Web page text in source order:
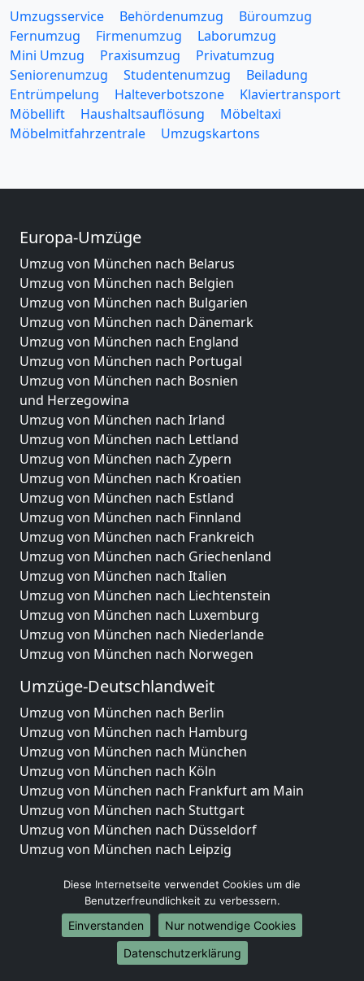
Umzugsservice Behördenumzug
Büroumzug
Fernumzug
Firmenumzug
Laborumzug
Mini Umzug
Praxisumzug
Privatumzug
Seniorenumzug
Studentenumzug
Beiladung
Entrümpelung
Halteverbotszone
Klaviertransport
Möbellift
Haushaltsauflösung
Möbeltaxi
Möbelmitfahrzentrale
Umzugskartons
Europa-Umzüge
Umzug von München nach Belarus
Umzug von München nach Belgien
Umzug von München nach Bulgarien
Umzug von München nach Dänemark
Umzug von München nach England
Umzug von München nach Portugal
Umzug von München nach Bosnien
und Herzegowina
Umzug von München nach Irland
Umzug von München nach Lettland
Umzug von München nach Zypern
Umzug von München nach Kroatien
Umzug von München nach Estland
Umzug von München nach Finnland
Umzug von München nach Frankreich
Umzug von München nach Griechenland
Umzug von München nach Italien
Umzug von München nach Liechtenstein
Umzug von München nach Luxemburg
Umzug von München nach Niederlande
Umzug von München nach Norwegen
Umzüge-Deutschlandweit
Umzug von München nach Berlin
Umzug von München nach Hamburg
Umzug von München nach München
Umzug von München nach Köln
Umzug von München nach Frankfurt am Main
Umzug von München nach Stuttgart
Umzug von München nach Düsseldorf
Umzug von München nach Leipzig
Umzug von München nach Essen
Umzug von München nach Bremen
Umzug von München nach Dresden
Umzug von München nach Hannover
Umzug von München nach Nürnberg
Diese Internetseite verwendet Cookies um die
Benutzerfreundlichkeit zu verbessern.
Einverstanden
Nur notwendige Cookies
Datenschutzerklärung